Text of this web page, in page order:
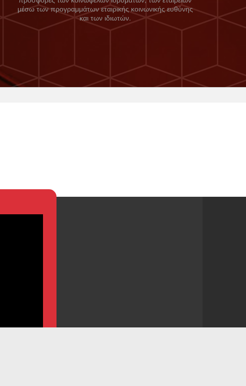
μέσω των προγραμμάτων εταιρικής κοινωνικής ευθύνης
και των ιδιωτών.